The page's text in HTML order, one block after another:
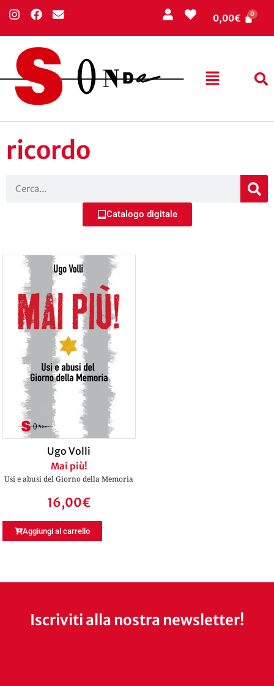
0,00€
ricordo
Catalogo digitale
Ugo Volli
Mai più!
Usi e abusi del Giorno della Memoria
16,00€
Aggiungi al carrello
Iscriviti alla nostra newsletter!